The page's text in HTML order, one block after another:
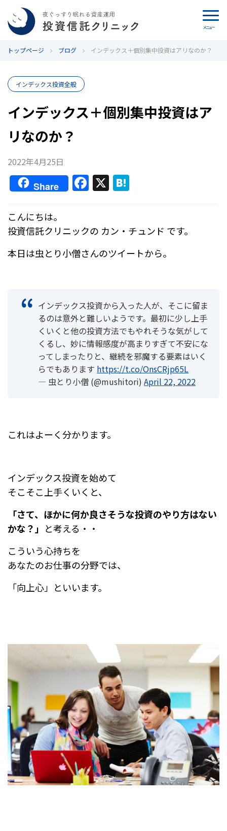
メニュー
カウンセリング
ブログ
代表カン・チュンド
投資信託クリニックとは
インデックス投資の特徴
よくあるご質問
お問い合わせ
トップページ ブログ インデックス＋個別集中投資はアリなのか？
インデックス投資全般
インデックス＋個別集中投資はア
リなのか？
2022年4月25日
Share F
a
e
b
o
k
X
n
a
こんにちは。
投資信託クリニックの カン・チュンド です。
本日は虫とり小僧さんのツイートから。
インデックス投資から入った人が、そこに留ま
るのは意外と難しいようです。最初に少し上手
くいくと他の投資方法でもやれそうな気がして
くるし、妙に情報感度が高まりすぎて不安にな
ってしまったりと、継続を邪魔する要素はいく
らでもあります https://t.co/OnsCRjp65L
— 虫とり小僧 (@mushitori) April 22, 2022
これはよーく分かります。
インデックス投資を始めて
そこそこ上手くいくと、
「さて、ほかに何か良さそうな投資のやり方はない
かな？」 と考える・・
こういう心持ちを
あなたのお仕事の分野では、
「向上心」といいます。